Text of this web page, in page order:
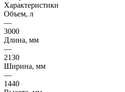
Характеристики
Объем, л
—
3000
Длина, мм
—
2130
Ширина, мм
—
1440